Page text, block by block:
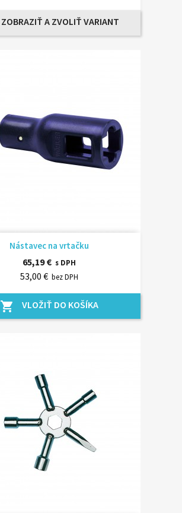
ZOBRAZIŤ A ZVOLIŤ VARIANT
Nástavec na vrtačku
65,19 € s DPH
53,00 € bez DPH
shopping_cart VLOŽIŤ DO KOŠÍKA